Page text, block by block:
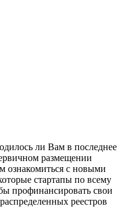
ли Вам в последнее
размещении
ознакомиться с новыми
стартапы по всему
профинансировать свои
реестров